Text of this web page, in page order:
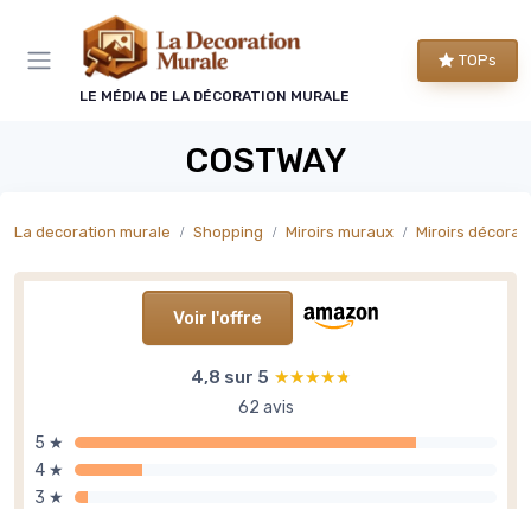
LE MÉDIA DE LA DÉCORATION MURALE
TOPs
COSTWAY
La decoration murale Shopping Miroirs muraux Miroirs
Voir l'offre
4,8 sur 5 ★★★★★
★★★★★
62 avis
5 ★
4 ★
3 ★
Panneau de gestion des cookies